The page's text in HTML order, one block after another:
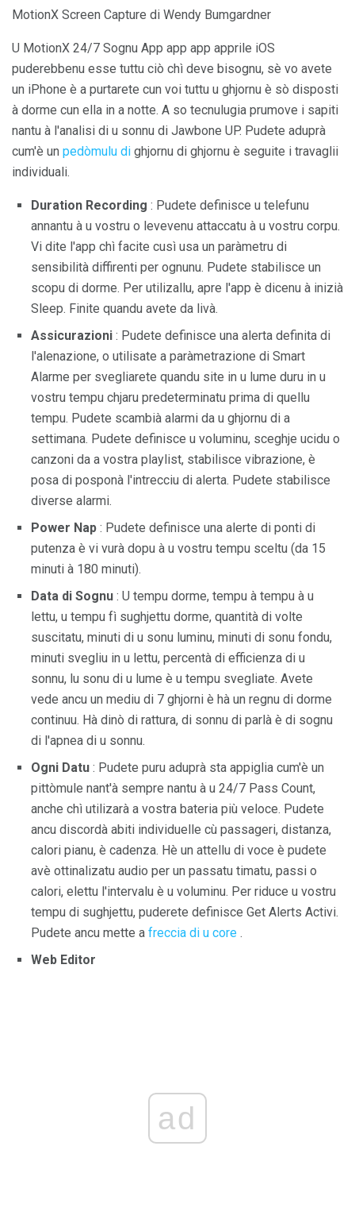
MotionX Screen Capture di Wendy Bumgardner
U MotionX 24/7 Sognu App app app apprile iOS
puderebbenu esse tuttu ciò chì deve bisognu, sè vo avete
un iPhone è a purtarete cun voi tuttu u ghjornu è sò disposti
à dorme cun ella in a notte. A so tecnulugia prumove i sapiti
nantu à l'analisi di u sonnu di Jawbone UP. Pudete aduprà
cum'è un pedòmulu di ghjornu di ghjornu è seguite i travaglii
individuali.
Duration Recording : Pudete definisce u telefunu
annantu à u vostru o levevenu attaccatu à u vostru corpu.
Vi dite l'app chì facite cusì usa un paràmetru di
sensibilità diffirenti per ognunu. Pudete stabilisce un
scopu di dorme. Per utilizallu, apre l'app è dicenu à inizià
Sleep. Finite quandu avete da livà.
Assicurazioni : Pudete definisce una alerta definita di
l'alenazione, o utilisate a paràmetrazione di Smart
Alarme per svegliarete quandu site in u lume duru in u
vostru tempu chjaru predeterminatu prima di quellu
tempu. Pudete scambià alarmi da u ghjornu di a
settimana. Pudete definisce u voluminu, sceghje ucidu o
canzoni da a vostra playlist, stabilisce vibrazione, è
posa di posponà l'intrecciu di alerta. Pudete stabilisce
diverse alarmi.
Power Nap : Pudete definisce una alerte di ponti di
putenza è vi vurà dopu à u vostru tempu sceltu (da 15
minuti à 180 minuti).
Data di Sognu : U tempu dorme, tempu à tempu à u
lettu, u tempu fì sughjettu dorme, quantità di volte
suscitatu, minuti di u sonu luminu, minuti di sonu fondu,
minuti svegliu in u lettu, percentà di efficienza di u
sonnu, lu sonu di u lume è u tempu svegliate. Avete
vede ancu un mediu di 7 ghjorni è hà un regnu di dorme
continuu. Hà dinò di rattura, di sonnu di parlà è di sognu
di l'apnea di u sonnu.
Ogni Datu : Pudete puru aduprà sta appiglia cum'è un
pittòmule nant'à sempre nantu à u 24/7 Pass Count,
anche chì utilizarà a vostra bateria più veloce. Pudete
ancu discordà abiti individuelle cù passageri, distanza,
calori pianu, è cadenza. Hè un attellu di voce è pudete
avè ottinalizatu audio per un passatu timatu, passi o
calori, elettu l'intervalu è u voluminu. Per riduce u vostru
tempu di sughjettu, puderete definisce Get Alerts Activi.
Pudete ancu mette a freccia di u core .
Web Editor
ad